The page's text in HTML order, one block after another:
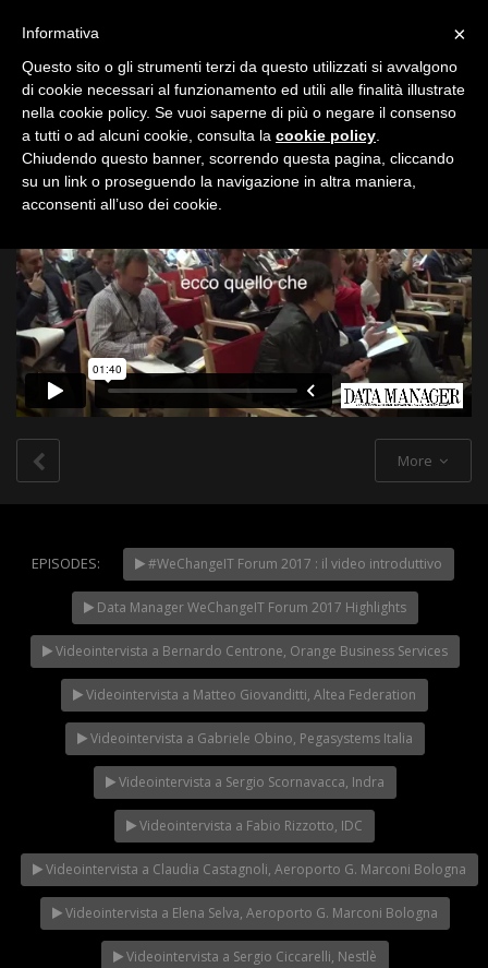
All
More
NOW PLAYING
WeChangeIT Forum
2023 – Il Made in Italy
secondo Giulio Sapelli
EPISODES: #WeChangeIT Forum 2017 : il video introduttivo
Data Manager WeChangeIT Forum 2017 Highlights
Videointervista a Bernardo Centrone, Orange Business Services
Videointervista a Matteo Giovanditti, Altea Federation
Videointervista a Gabriele Obino, Pegasystems Italia
Videointervista a Sergio Scornavacca, Indra
Videointervista a Fabio Rizzotto, IDC
Videointervista a Claudia Castagnoli, Aeroporto G. Marconi Bologna
Videointervista a Elena Selva, Aeroporto G. Marconi Bologna
Videointervista a Sergio Ciccarelli, Nestlè
×
Informativa
Questo sito o gli strumenti terzi da questo utilizzati si avvalgono
di cookie necessari al funzionamento ed utili alle finalità illustrate
nella cookie policy. Se vuoi saperne di più o negare il consenso
a tutti o ad alcuni cookie, consulta la cookie policy
Chiudendo questo banner, scorrendo questa pagina, cliccando
su un link o proseguendo la navigazione in altra maniera,
acconsenti all’uso dei cookie.